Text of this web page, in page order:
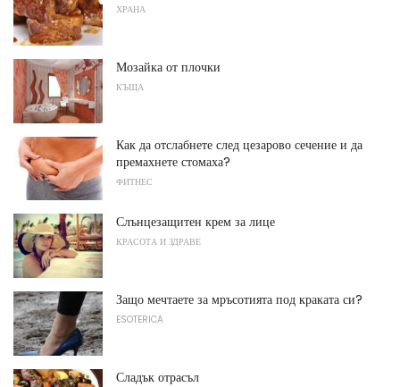
ХРАНА
Мозайка от плочки
КЪЩА
Как да отслабнете след цезарово сечение и да
премахнете стомаха?
ФИТНЕС
Слънцезащитен крем за лице
КРАСОТА И ЗДРАВЕ
Защо мечтаете за мръсотията под краката си?
ESOTERICA
Сладък отрасъл